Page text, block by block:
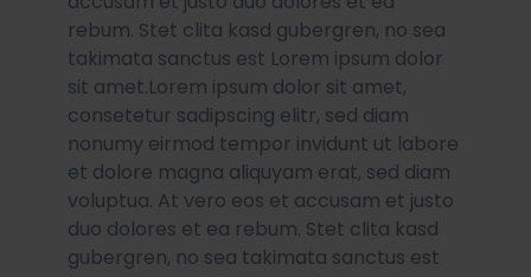
rebum. Stet clita kasd gubergren, no sea
takimata sanctus est Lorem ipsum dolor
sit amet.Lorem ipsum dolor sit amet,
consetetur sadipscing elitr, sed diam
nonumy eirmod tempor invidunt ut labore
et dolore magna aliquyam erat, sed diam
voluptua. At vero eos et accusam et justo
duo dolores et ea rebum. Stet clita kasd
gubergren, no sea takimata sanctus est